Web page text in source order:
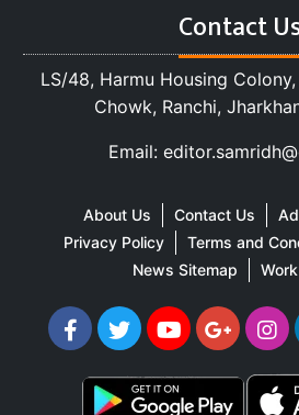
Contact
LS/48, Harmu Housing
Chowk, Ranchi,
Email:
About Us Contact Us
Privacy Policy
Terms and
News Sitemap